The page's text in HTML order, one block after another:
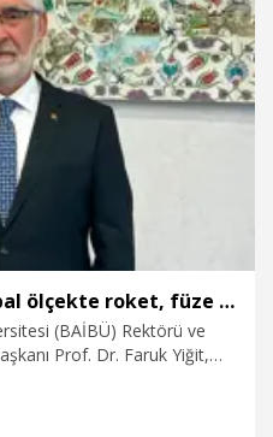
Prof. Dr. Yiğit: Bolu, global ölçekte roket, füze ve mühimmat alanında öncü şehir olacak
(BAİBÜ) Rektörü ve
Prof. Dr. Faruk Yiğit,